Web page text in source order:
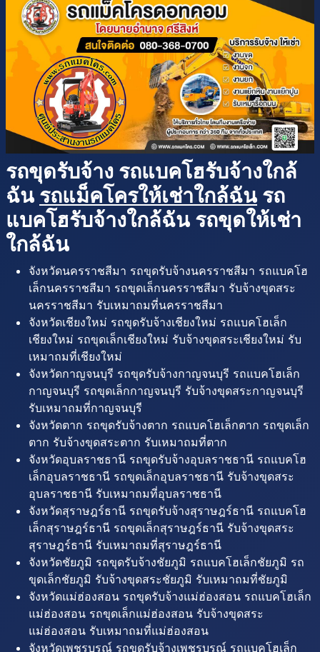
รถขุดรับจ้าง รถแบคโฮรับจ้างใกล้
ฉัน รถแม็คโครให้เช่าใกล้ฉัน รถ
แบคโฮรับจ้างใกล้ฉัน รถขุดให้เช่า
ใกล้ฉัน
จังหวัดนครราชสีมา รถขุดรับจ้างนครราชสีมา รถแบคโฮ
เล็กนครราชสีมา รถขุดเล็กนครราชสีมา รับจ้างขุดสระ
นครราชสีมา รับเหมาถมที่นครราชสีมา
จังหวัดเชียงใหม่ รถขุดรับจ้างเชียงใหม่ รถแบคโฮเล็ก
เชียงใหม่ รถขุดเล็กเชียงใหม่ รับจ้างขุดสระเชียงใหม่ รับ
เหมาถมที่เชียงใหม่
จังหวัดกาญจนบุรี รถขุดรับจ้างกาญจนบุรี รถแบคโฮเล็ก
กาญจนบุรี รถขุดเล็กกาญจนบุรี รับจ้างขุดสระกาญจนบุรี
รับเหมาถมที่กาญจนบุรี
จังหวัดตาก รถขุดรับจ้างตาก รถแบคโฮเล็กตาก รถขุดเล็ก
ตาก รับจ้างขุดสระตาก รับเหมาถมที่ตาก
จังหวัดอุบลราชธานี รถขุดรับจ้างอุบลราชธานี รถแบคโฮ
เล็กอุบลราชธานี รถขุดเล็กอุบลราชธานี รับจ้างขุดสระ
อุบลราชธานี รับเหมาถมที่อุบลราชธานี
จังหวัดสุราษฎร์ธานี รถขุดรับจ้างสุราษฎร์ธานี รถแบคโฮ
เล็กสุราษฎร์ธานี รถขุดเล็กสุราษฎร์ธานี รับจ้างขุดสระ
สุราษฎร์ธานี รับเหมาถมที่สุราษฎร์ธานี
จังหวัดชัยภูมิ รถขุดรับจ้างชัยภูมิ รถแบคโฮเล็กชัยภูมิ รถ
ขุดเล็กชัยภูมิ รับจ้างขุดสระชัยภูมิ รับเหมาถมที่ชัยภูมิ
จังหวัดแม่ฮ่องสอน รถขุดรับจ้างแม่ฮ่องสอน รถแบคโฮเล็ก
แม่ฮ่องสอน รถขุดเล็กแม่ฮ่องสอน รับจ้างขุดสระ
แม่ฮ่องสอน รับเหมาถมที่แม่ฮ่องสอน
จังหวัดเพชรบูรณ์ รถขุดรับจ้างเพชรบูรณ์ รถแบคโฮเล็ก